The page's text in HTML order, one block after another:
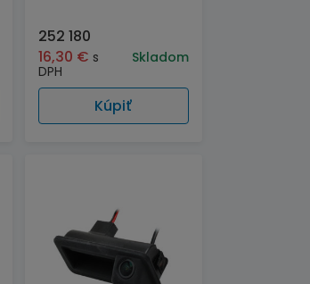
252 180
16,30 € s
DPH
Skladom
Kúpiť